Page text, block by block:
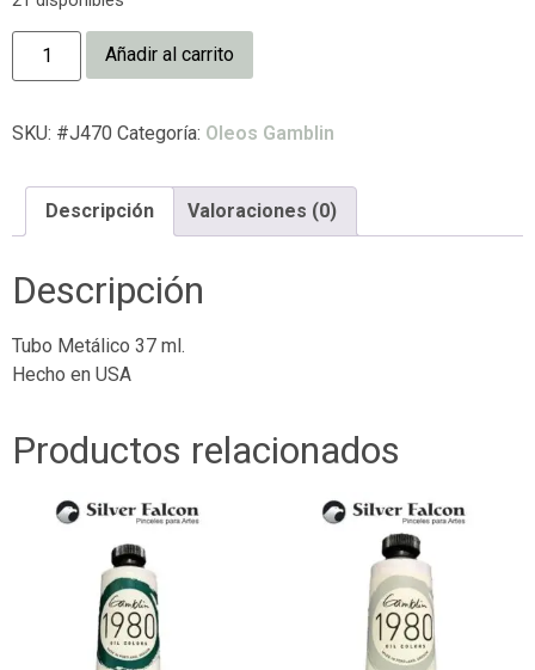
Añadir al carrito
SKU: #J470 Categoría: Oleos Gamblin
Descripción Valoraciones (0)
Descripción
Tubo Metálico 37 ml.
Hecho en USA
Productos relacionados